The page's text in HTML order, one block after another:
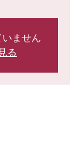
ません
る